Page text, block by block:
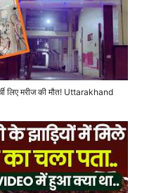
लिए मरीज की मौत! Uttarakhand